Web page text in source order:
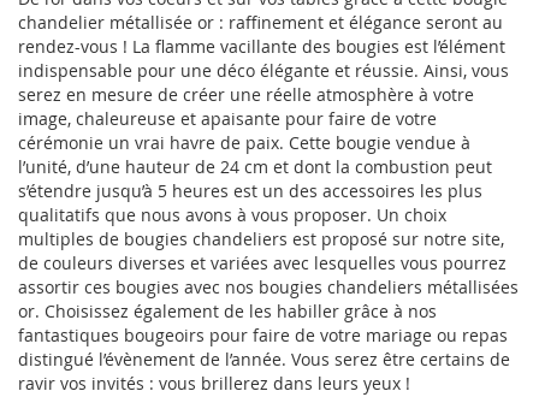
chandelier métallisée or : raffinement et élégance seront au
rendez-vous ! La flamme vacillante des bougies est l’élément
indispensable pour une déco élégante et réussie. Ainsi, vous
serez en mesure de créer une réelle atmosphère à votre
image, chaleureuse et apaisante pour faire de votre
cérémonie un vrai havre de paix. Cette bougie vendue à
l’unité, d’une hauteur de 24 cm et dont la combustion peut
s’étendre jusqu’à 5 heures est un des accessoires les plus
qualitatifs que nous avons à vous proposer. Un choix
multiples de bougies chandeliers est proposé sur notre site,
de couleurs diverses et variées avec lesquelles vous pourrez
assortir ces bougies avec nos bougies chandeliers métallisées
or. Choisissez également de les habiller grâce à nos
fantastiques bougeoirs pour faire de votre mariage ou repas
distingué l’évènement de l’année. Vous serez être certains de
ravir vos invités : vous brillerez dans leurs yeux !